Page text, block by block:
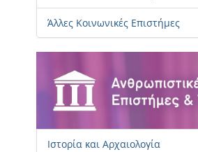
Άλλες Κοινωνικές Επιστήμες
Ιστορία και Αρχαιολογία